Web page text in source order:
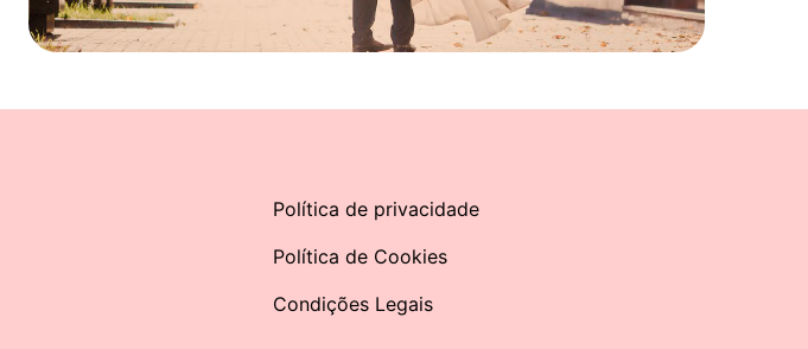
Política de privacidade
Política de Cookies
Condições Legais